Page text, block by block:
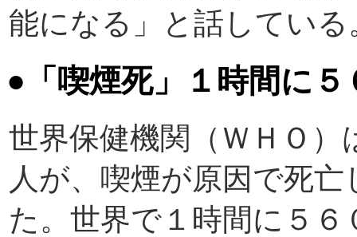
能になる」と話している
● 「喫煙死」１時間に
世界保健機関（ＷＨＯ）
人が、喫煙が原因で死
た。世界で１時間に５